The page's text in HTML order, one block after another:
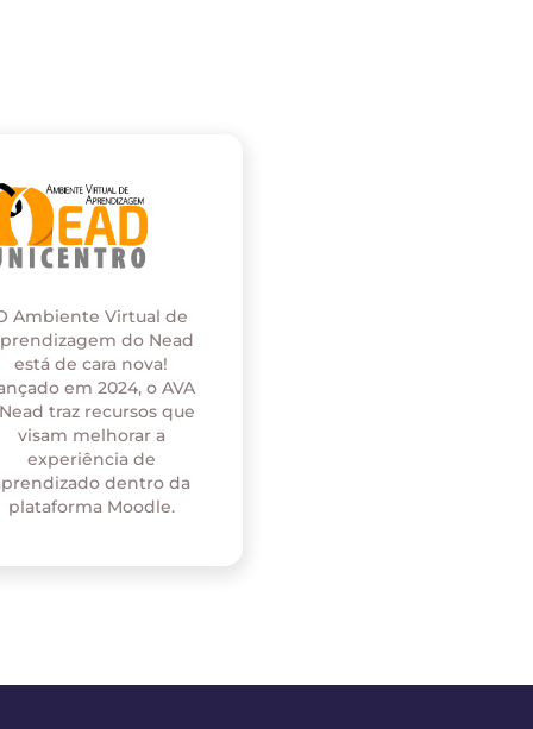
Ambiente Virtual de
do Nead
está de cara nova!
em 2024, o AVA
traz recursos que
visam melhorar a
experiência de
dentro da
plataforma Moodle.